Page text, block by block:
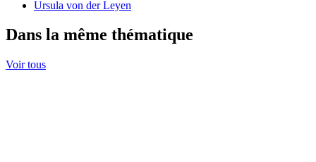
Ursula von der Leyen
Dans la même thématique
Voir tous